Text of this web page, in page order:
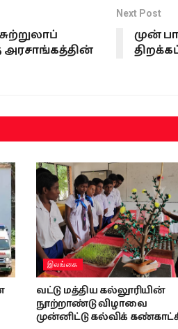
Next Post
முன்
இலங்கை
வட்டு மத்திய கல்லூரியின்
நூற்றாண்டு விழாவை
முன்னிட்டு கல்விக்